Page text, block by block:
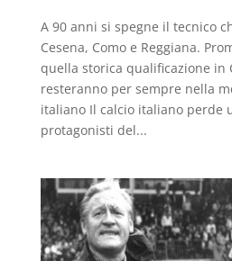
A 90 anni si spegne il tecnico
Cesena, Como e Reggiana.
quella storica qualificazione in
resteranno per sempre nella
italiano Il calcio italiano perde
protagonisti del...